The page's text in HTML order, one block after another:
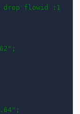
drop flowid :1